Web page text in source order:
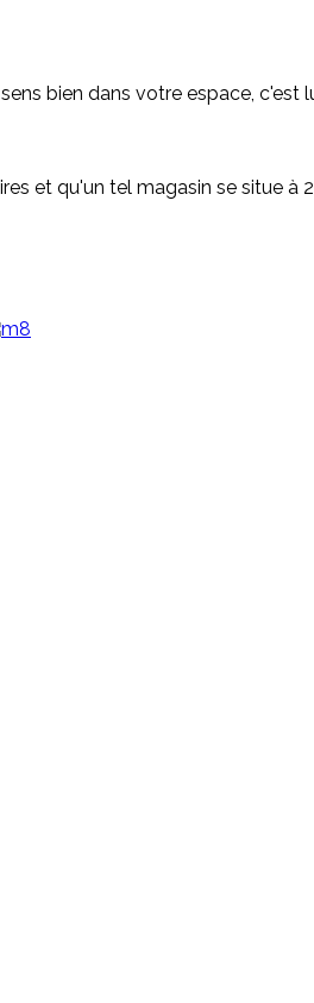
bien dans votre espace, c'est
et qu'un tel magasin se situe à